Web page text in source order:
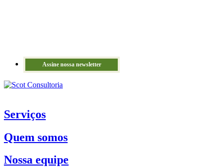
Assine nossa newsletter
Serviços
Quem somos
Nossa equipe